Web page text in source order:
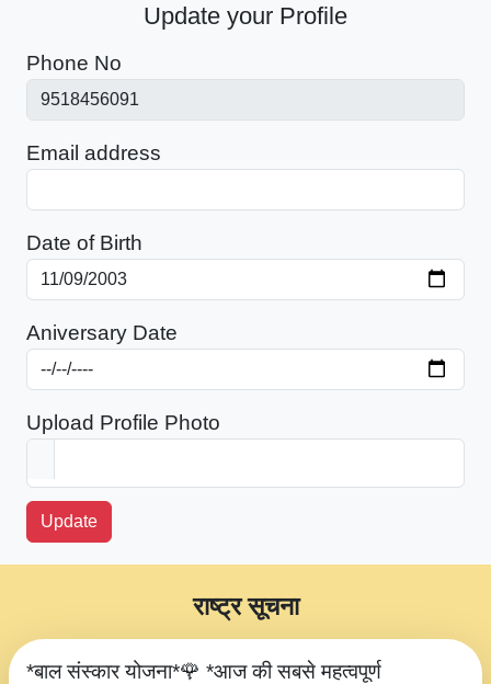
Update your Profile
Phone No
Email address
Date of Birth
Aniversary Date
Upload Profile Photo
Update
*बाल संस्कार योजना*🌹 *आज की सबसे महत्वपूर्ण
राष्ट्र सूचना